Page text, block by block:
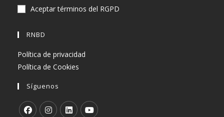
Aceptar términos del RGPD
RNBD
Política de privacidad
Política de Cookies
Síguenos